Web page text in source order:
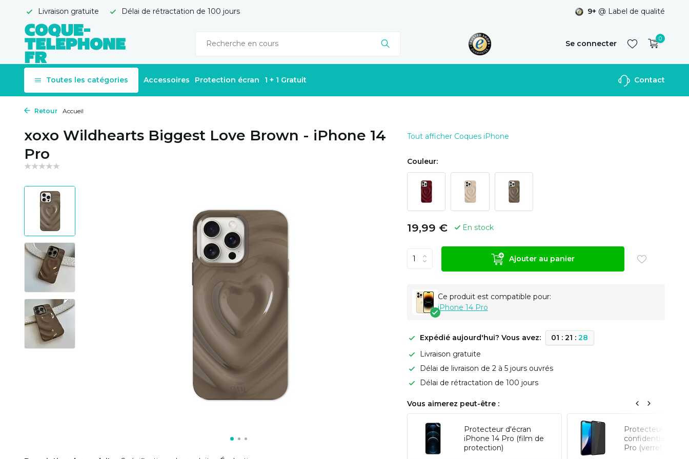
Livraison gratuite Délai de rétractation de 100 jours 9+ @ Label de qualité
Se connecter
S'inscrire
0
Toutes les catégories Accessoires Protection écran 1 + 1 Gratuit Contact
Retour Accueil
xoxo Wildhearts Biggest Love Brown - iPhone 14
Pro
Tout afficher Coques iPhone
Couleur:
19,99 € En stock
Ajouter au panier
Ce produit est compatible pour:
iPhone 14 Pro
Expédié aujourd'hui? Vous avez: 01 :21 :27
Livraison gratuite
Délai de livraison de 2 à 5 jours ouvrés
Délai de rétractation de 100 jours
Vous aimerez peut-être :
Protecteur d'écran
iPhone 14 Pro (film de
protection)
Protecteur
confidentialité
Pro (verre)